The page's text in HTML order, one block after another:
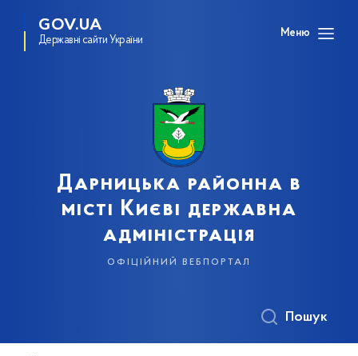
GOV.UA
Державні сайти України
Меню
Дарницька районна в
місті Києві державна
адміністрація
офіційний вебпортал
Пошук